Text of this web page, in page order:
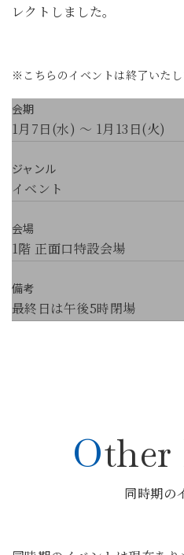
レクトしました。
※こちらのイベントは終了いたし
会期
1月7日(水) ～ 1月13日(火)
ジャンル
イベント
会場
1階 正面口特設会場
備考
最終日は午後5時閉場
同時期の